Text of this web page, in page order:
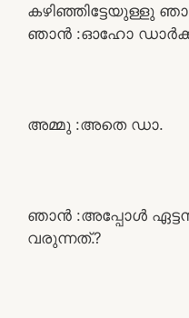
കഴിഞ്ഞിട്ടേയുള്ളു
ഞാൻ :ഓഹോ
അമ്മു :അതെ ഡാ.
ഞാൻ :അപ്പോൾ ഏട്ടൻ
വരുന്നത്.?